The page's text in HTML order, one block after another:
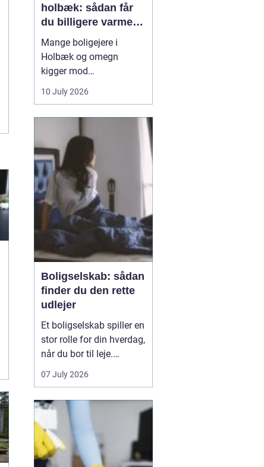
holbæk: sådan får
du billigere varme
og bedre indeklima
Mange boligejere i
Holbæk og omegn
kigger mod
varmepumper for at
sænke varmeregningen
varmepumpe udnytter
energien i luften udenfor
og omdanner den til
varme inde i huset. Det
er en enkel løsning, som
kan erstat...
10 July 2026
Boligselskab: sådan
finder du den rette
udlejer
Et boligselskab spiller en
stor rolle for din hverdag,
når du bor til leje.
Huslejen,
vedligeholdelsen,
med udlejer påvirker
både tryghed og trivsel.
Derfor giver det mening
at se nærmere på, hvad
07 July 2026